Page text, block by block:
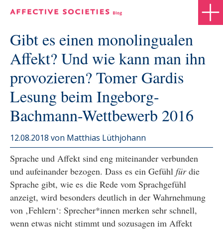
Gibt es einen monolingualen
Affekt? Und wie kann man ihn
provozieren? Tomer Gardis
Lesung beim Ingeborg-
Bachmann-Wettbewerb 2016
12.08.2018 von Matthias Lüthjohann
Sprache und Affekt sind eng miteinander verbunden
und aufeinander bezogen. Dass es ein Gefühl fürdie
Sprache gibt, wie es die Rede vom Sprachgefühl
anzeigt, wird besonders deutlich in der Wahrnehmung
von ‚Fehlern‘: Sprecher*innen merken sehr schnell,
wenn etwas nicht stimmt und sozusagen im Affekt